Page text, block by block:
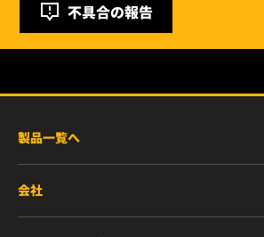
不具合の報告
製品一覧へ
商用車および建機・農機・産業用途車両
会社